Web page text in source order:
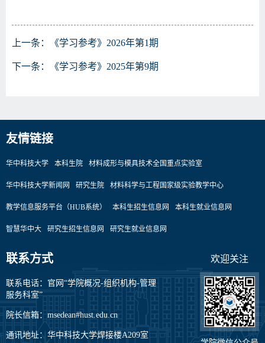
上一条： 《学习参考》2026年第1期
下一条： 《学习参考》2025年第9期
友情链接
华中科技大学 本科生院 材料成形与模具技术全国重点实验室
华中科技大学新闻网 研究生院 材料科学与工程国家级实验教学中心
教学信息服务平台（HUB系统） 本科生招生信息网 本科生就业信息网
智慧华中大 研究生招生信息网 研究生就业信息网
联系方式
联系电话：官网“学院概况-组织机构-管理
服务科室”
院长信箱：msedean#hust.edu.cn
通讯地址：华中科技大学焊接楼A209室
欢迎关注